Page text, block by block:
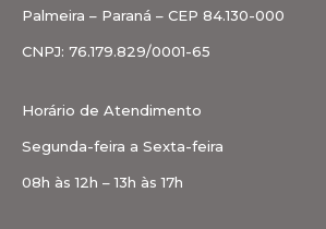
Palmeira – Paraná – CEP 84.130-000
CNPJ: 76.179.829/0001-65
Horário de Atendimento
Segunda-feira a Sexta-feira
08h às 12h – 13h às 17h